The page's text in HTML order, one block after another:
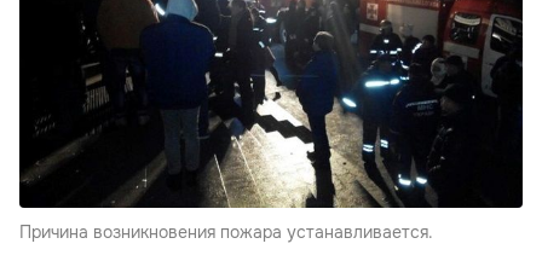
Причина возникновения пожара устанавливается.